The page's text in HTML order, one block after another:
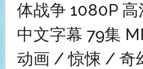
体战争 1080P 高
中文字幕 79集
动画 / 惊悚 / 奇